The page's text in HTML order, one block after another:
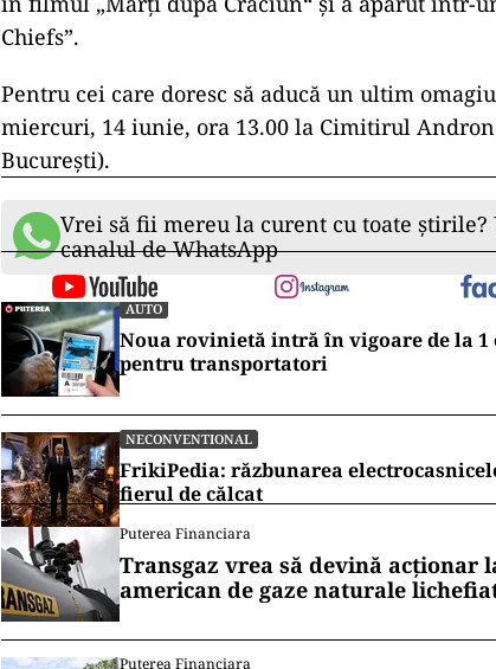
Chiefs”.
Pentru cei care doresc să aducă un ultim
miercuri, 14 iunie, ora 13.00 la Cimitirul
București).
Vrei să fii mereu la curent cu toate știrile?
canalul de WhatsApp
AUTO
Noua rovinietă intră în vigoare de la 1
pentru transportatori
NECONVENTIONAL
FrikiPedia: răzbunarea
fierul de călcat
Puterea Financiara
Transgaz vrea să devină
american de gaze naturale
Puterea Financiara